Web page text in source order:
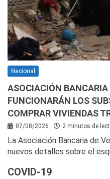
Nacional
ASOCIACIÓN
FUNCIONARÁN LOS
COMPRAR VIVIENDAS
07/08/2026 2 minutos de
La Asociación Bancaria de
nuevos detalles sobre el
COVID-19